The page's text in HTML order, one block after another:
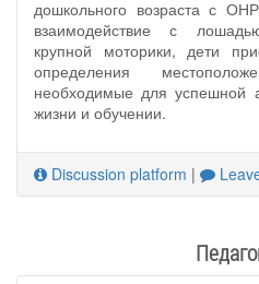
дошкольного возраста с
взаимодействие с
крупной моторики, дети
определения
необходимые для успешной
жизни и обучении.
Discussion platform |